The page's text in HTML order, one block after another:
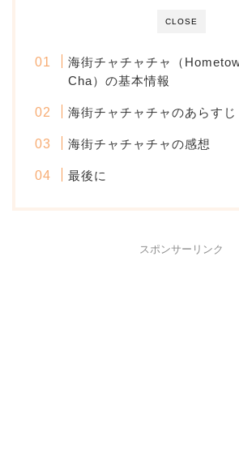
CLOSE
海街チャチャチャ（
Cha）の基本情報
海街チャチャチャのあらすじ
海街チャチャチャの感想
最後に
スポンサーリンク